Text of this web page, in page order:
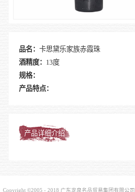
品名：卡思黛乐家族赤霞珠
酒精度： 13度
规格：
产品特点：
产品详细介绍
Copyright ©2005 - 2018 广东龙泉名品贸易集团有限公司